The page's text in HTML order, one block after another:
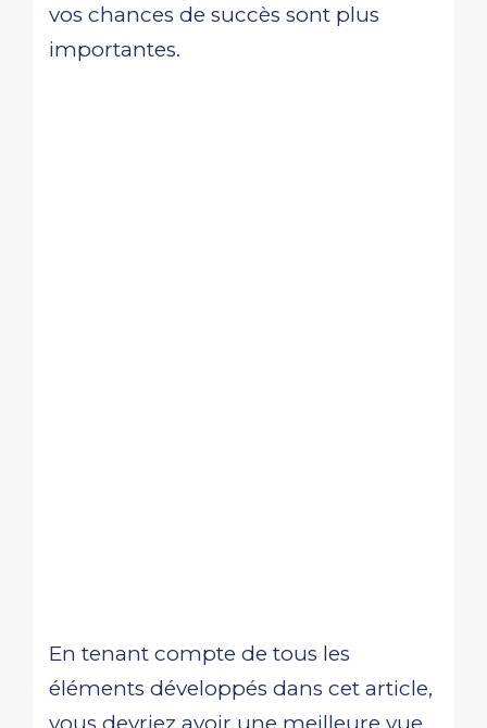
vos chances de succès sont plus
importantes.
En tenant compte de tous les
éléments développés dans cet article,
vous devriez avoir une meilleure vue